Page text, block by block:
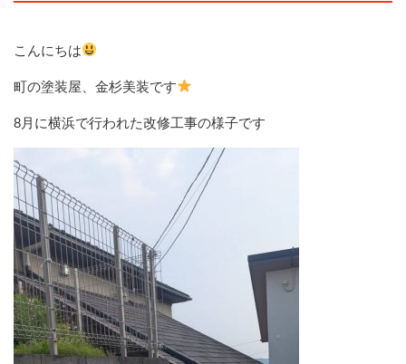
こんにちは
町の塗装屋、金杉美装です
8月に横浜で行われた改修工事の様子です